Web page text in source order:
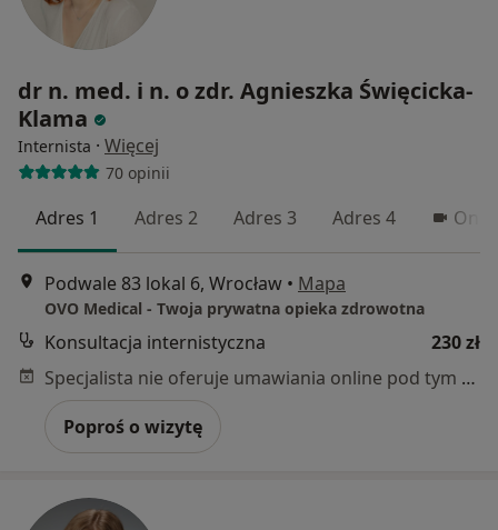
dr n. med. i n. o zdr. Agnieszka Święcicka-
Klama
Internista · Więcej
70 opinii
Adres 1 Adres 2 Adres 3 Adres 4
Podwale 83 lokal 6, Wrocław • Mapa
OVO Medical - Twoja prywatna opieka zdrowotna
Konsultacja internistyczna
230 zł
Specjalista nie oferuje umawiania online pod tym adresem.
Poproś o wizytę